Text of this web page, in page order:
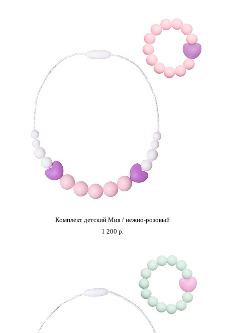
Комплект детский Мия / нежно-розовый
1 200 p.